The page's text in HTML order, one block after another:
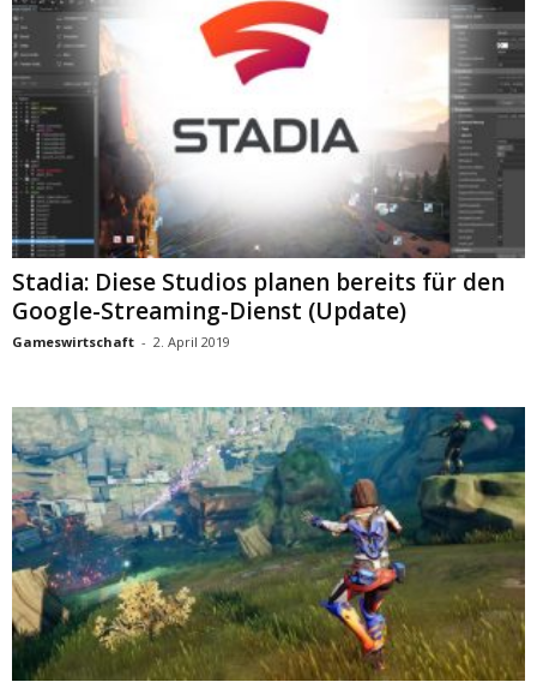
Stadia: Diese Studios planen bereits für den
Google-Streaming-Dienst (Update)
Gameswirtschaft - 2. April 2019